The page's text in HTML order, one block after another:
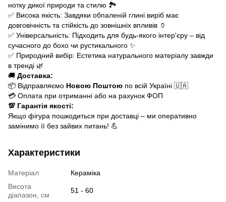
нотку дикої природи та стилю 🏞️
✅ Висока якість: Завдяки обпаленій глині виріб має
довговічність та стійкість до зовнішніх впливів 🏺
✅ Універсальність: Підходить для будь-якого інтер'єру – від
сучасного до бохо чи рустикального ✨
✅ Природний вибір: Естетика натурального матеріалу завжди
в тренді 🌿
🚚 Доставка:
📦 Відправляємо Новою Поштою по всій Україні 🇺🇦
💳 Оплата при отриманні або на рахунок ФОП
💯 Гарантія якості:
Якщо фігура пошкодиться при доставці – ми оперативно
замінимо її без зайвих питань! 💪
Характеристики
Матеріал
Кераміка
Висота
діапазон, см
51 - 60